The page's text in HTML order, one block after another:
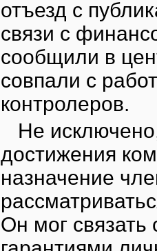
отъезд с
связи с
сообщили в
совпали с
контролеров.
Не
достижения
назначение
Он мог